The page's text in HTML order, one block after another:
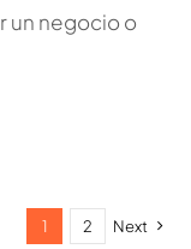
un negocio o
1 2 Next